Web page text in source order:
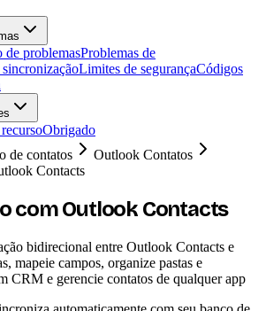
de problemasProblemas de
Limites de segurançaCódigos
Obrigado
de contatos
Outlook Contatos
Contacts
com Outlook Contacts
bidirecional entre Outlook Contacts e
mapeie campos, organize pastas e
CRM e gerencie contatos de qualquer app